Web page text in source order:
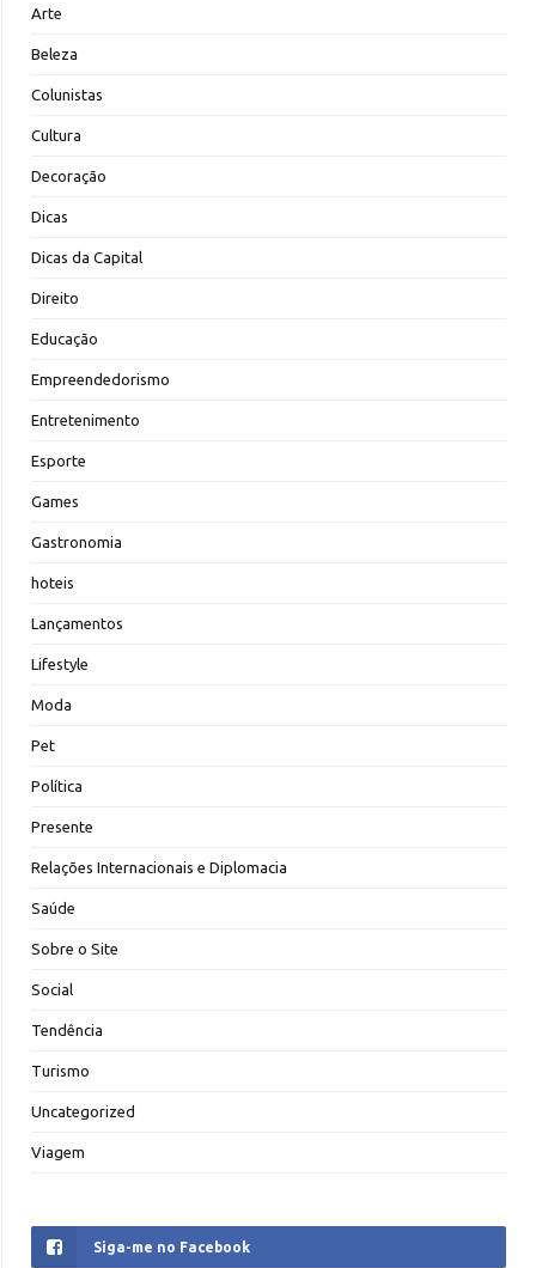
Arte
Beleza
Colunistas
Cultura
Decoração
Dicas
Dicas da Capital
Direito
Educação
Empreendedorismo
Entretenimento
Esporte
Games
Gastronomia
hoteis
Lançamentos
Lifestyle
Moda
Pet
Política
Presente
Relações Internacionais e Diplomacia
Saúde
Sobre o Site
Social
Tendência
Turismo
Uncategorized
Viagem
Siga-me no Facebook